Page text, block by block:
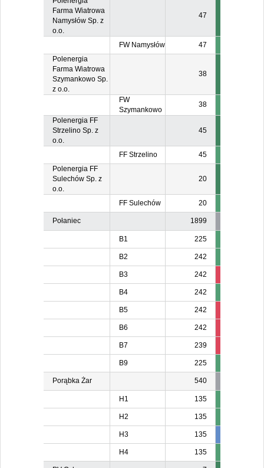
Farma Wiatrowa
Namysłów Sp. z
o.o.
47
FW Namysłów
47
Polenergia
Farma Wiatrowa
Szymankowo Sp.
z o.o.
38
FW
Szymankowo
38
Polenergia FF
Strzelino Sp. z
o.o.
45
FF Strzelino
45
Polenergia FF
Sulechów Sp. z
o.o.
20
FF Sulechów 20
Połaniec 1899
B1 225
B2 242
B3 242
B4 242
B5 242
B6 242
B7 239
B9 225
Porąbka Żar 540
H1 135
H2 135
H3 135
H4 135